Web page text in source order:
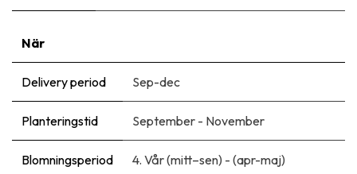
När
Delivery period Sep-dec
Planteringstid September - November
Blomningsperiod 4. Vår (mitt–sen) - (apr-maj)